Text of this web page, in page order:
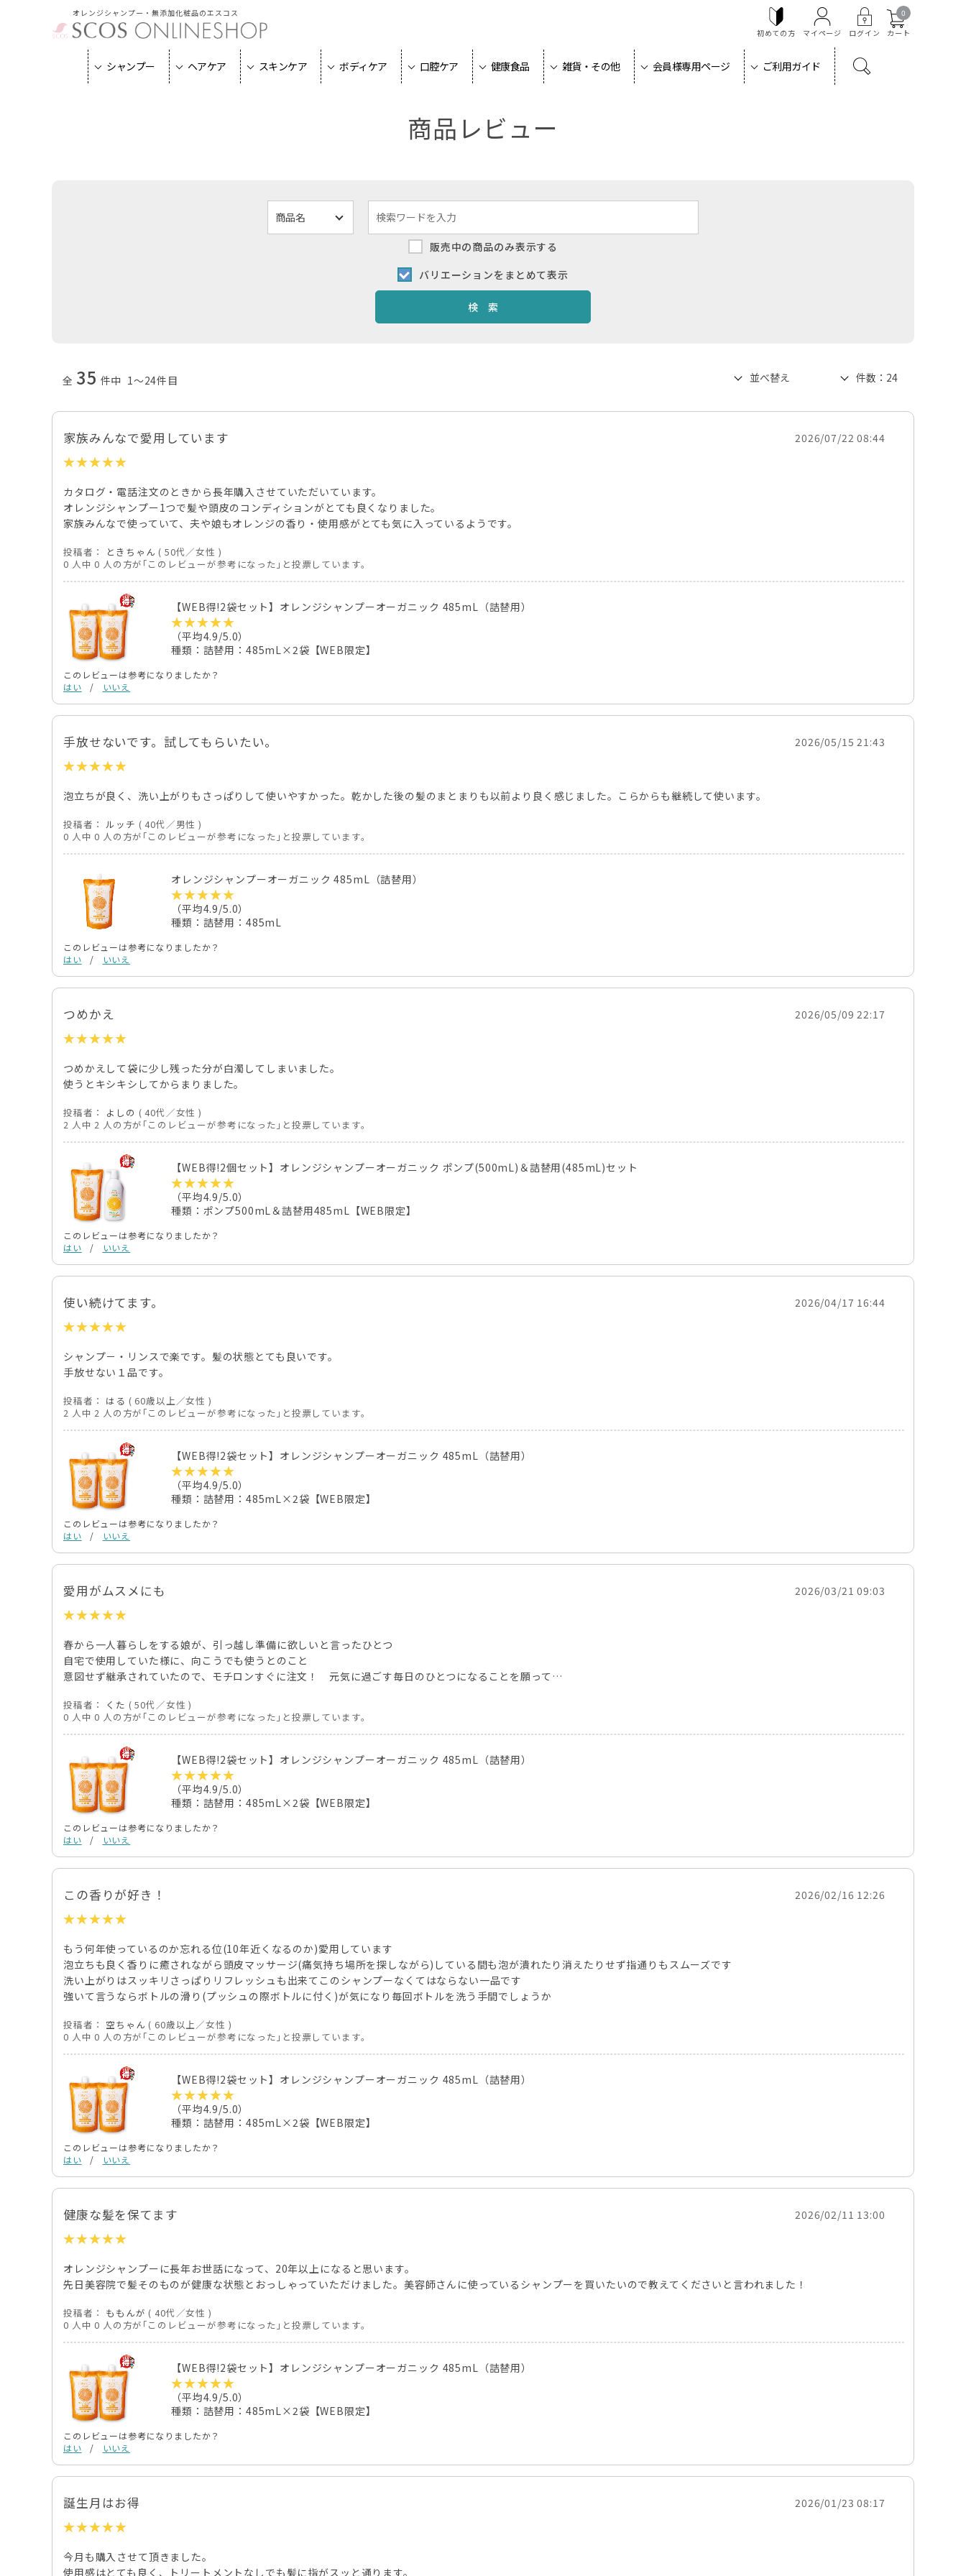
オレンジシャンプー・無添加化粧品のエスコス
初めての方
マイページ ログイン
0
カート
シャンプー ヘアケア スキンケア ボディケア 口腔ケア 健康食品 雑貨・その他 会員様専用ページ ご利用ガイド
商品レビュー
販売中の商品のみ表示する
バリエーションをまとめて表示
全 35 件中 1～24件目
家族みんなで愛用しています 2026/07/22 08:44
カタログ・電話注文のときから長年購入させていただいています。
オレンジシャンプー1つで髪や頭皮のコンディションがとても良くなりました。
家族みんなで使っていて、夫や娘もオレンジの香り・使用感がとても気に入っているようです。
投稿者： ときちゃん ( 50代／女性 )
0 人中 0 人の方が｢このレビューが参考になった｣と投票しています。
【WEB得!2袋セット】オレンジシャンプーオーガニック 485mL（詰替用）
（平均4.9/5.0）
種類：詰替用：485mL×2袋【WEB限定】
このレビューは参考になりましたか？
はい / いいえ
手放せないです。試してもらいたい。 2026/05/15 21:43
泡立ちが良く、洗い上がりもさっぱりして使いやすかった。乾かした後の髪のまとまりも以前より良く感じました。こらからも継続して使います。
投稿者：ルッチ ( 40代／男性 )
0 人中 0 人の方が｢このレビューが参考になった｣と投票しています。
オレンジシャンプーオーガニック 485mL（詰替用）
（平均4.9/5.0）
種類：詰替用：485mL
このレビューは参考になりましたか？
はい / いいえ
つめかえ 2026/05/09 22:17
つめかえして袋に少し残った分が白濁してしまいました。
使うとキシキシしてからまりました。
投稿者： よしの ( 40代／女性 )
2 人中 2 人の方が｢このレビューが参考になった｣と投票しています。
【WEB得!2個セット】オレンジシャンプーオーガニック ポンプ(500mL)＆詰替用(485mL)セット
（平均4.9/5.0）
種類：ポンプ500mL＆詰替用485mL【WEB限定】
このレビューは参考になりましたか？
はい / いいえ
使い続けてます。 2026/04/17 16:44
シャンプ－・リンスで楽です。髪の状態とても良いです。
手放せない１品です。
投稿者： はる ( 60歳以上／女性 )
2 人中 2 人の方が｢このレビューが参考になった｣と投票しています。
【WEB得!2袋セット】オレンジシャンプーオーガニック 485mL（詰替用）
（平均4.9/5.0）
種類：詰替用：485mL×2袋【WEB限定】
このレビューは参考になりましたか？
はい / いいえ
愛用がムスメにも 2026/03/21 09:03
春から一人暮らしをする娘が、引っ越し準備に欲しいと言ったひとつ
自宅で使用していた様に、向こうでも使うとのこと
意図せず継承されていたので、モチロンすぐに注文！ 元気に過ごす毎日のひとつになることを願って…
投稿者： くた ( 50代／女性 )
0 人中 0 人の方が｢このレビューが参考になった｣と投票しています。
【WEB得!2袋セット】オレンジシャンプーオーガニック 485mL（詰替用）
（平均4.9/5.0）
種類：詰替用：485mL×2袋【WEB限定】
このレビューは参考になりましたか？
はい / いいえ
この香りが好き！ 2026/02/16 12:26
もう何年使っているのか忘れる位(10年近くなるのか)愛用しています
泡立ちも良く香りに癒されながら頭皮マッサージ(痛気持ち場所を探しながら)している間も泡が潰れたり消えたりせず指通りもスムーズです
洗い上がりはスッキリさっぱりリフレッシュも出来てこのシャンプーなくてはならない一品です
強いて言うならボトルの滑り(プッシュの際ボトルに付く)が気になり毎回ボトルを洗う手間でしょうか
投稿者： 空ちゃん ( 60歳以上／女性 )
0 人中 0 人の方が｢このレビューが参考になった｣と投票しています。
【WEB得!2袋セット】オレンジシャンプーオーガニック 485mL（詰替用）
（平均4.9/5.0）
種類：詰替用：485mL×2袋【WEB限定】
このレビューは参考になりましたか？
はい / いいえ
健康な髪を保てます 2026/02/11 13:00
オレンジシャンプーに長年お世話になって、20年以上になると思います。
先日美容院で髪そのものが健康な状態とおっしゃっていただけました。美容師さんに使っているシャンプーを買いたいので教えてくださいと言われました！
投稿者： ももんが ( 40代／女性 )
0 人中 0 人の方が｢このレビューが参考になった｣と投票しています。
【WEB得!2袋セット】オレンジシャンプーオーガニック 485mL（詰替用）
（平均4.9/5.0）
種類：詰替用：485mL×2袋【WEB限定】
このレビューは参考になりましたか？
はい / いいえ
誕生月はお得 2026/01/23 08:17
今月も購入させて頂きました。
使用感はとても良く、トリートメントなしでも髪に指がスッと通ります。